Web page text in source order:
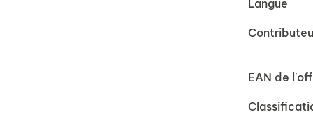
Langue
EAN de